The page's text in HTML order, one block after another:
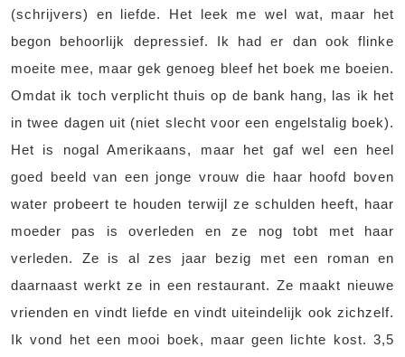
(schrijvers) en liefde. Het leek me wel wat, maar het
begon behoorlijk depressief. Ik had er dan ook flinke
moeite mee, maar gek genoeg bleef het boek me boeien.
Omdat ik toch verplicht thuis op de bank hang, las ik het
in twee dagen uit (niet slecht voor een engelstalig boek).
Het is nogal Amerikaans, maar het gaf wel een heel
goed beeld van een jonge vrouw die haar hoofd boven
water probeert te houden terwijl ze schulden heeft, haar
moeder pas is overleden en ze nog tobt met haar
verleden. Ze is al zes jaar bezig met een roman en
daarnaast werkt ze in een restaurant. Ze maakt nieuwe
vrienden en vindt liefde en vindt uiteindelijk ook zichzelf.
Ik vond het een mooi boek, maar geen lichte kost. 3,5